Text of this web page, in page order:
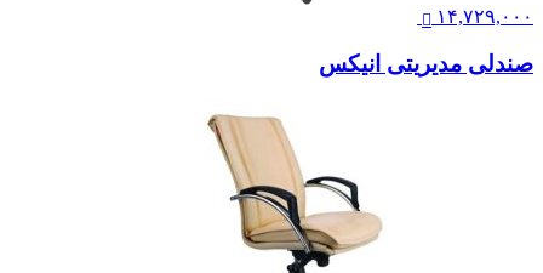
۱۴,۷۲۹,۰۰۰
صندلی مدیریتی انیکس